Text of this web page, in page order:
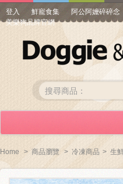
登入 鮮寵食集 阿公阿嬤碎碎念
美樂狗品牌官網
常見問答
Home > 商品瀏覽 > 冷凍商品 > 生